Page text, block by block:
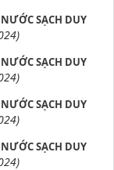
SẠCH DUY
SẠCH DUY
SẠCH DUY
SẠCH DUY